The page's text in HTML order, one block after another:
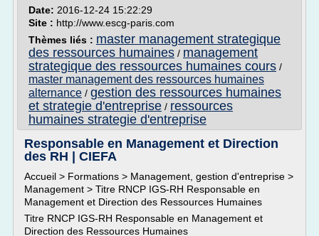
Date: 2016-12-24 15:22:29
Site : http://www.escg-paris.com
Thèmes liés : master management strategique
des ressources humaines / management
strategique des ressources humaines cours /
master management des ressources humaines
alternance / gestion des ressources humaines
et strategie d'entreprise / ressources
humaines strategie d'entreprise
Responsable en Management et Direction
des RH | CIEFA
Accueil > Formations > Management, gestion d'entreprise >
Management > Titre RNCP IGS-RH Responsable en
Management et Direction des Ressources Humaines
Titre RNCP IGS-RH Responsable en Management et
Direction des Ressources Humaines